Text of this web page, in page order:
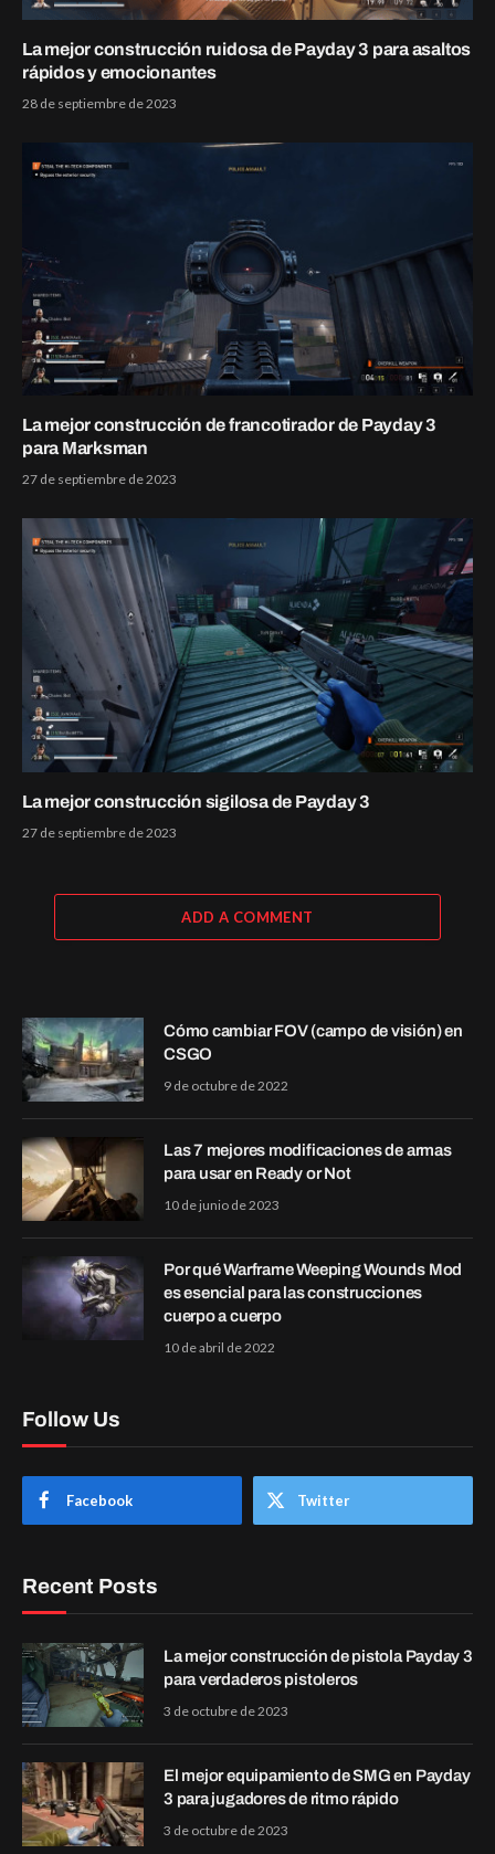
La mejor construcción ruidosa de Payday 3 para asaltos
rápidos y emocionantes
28 de septiembre de 2023
La mejor construcción de francotirador de Payday 3
para Marksman
27 de septiembre de 2023
La mejor construcción sigilosa de Payday 3
27 de septiembre de 2023
ADD A COMMENT
Cómo cambiar FOV (campo de visión) en
CSGO
9 de octubre de 2022
Las 7 mejores modificaciones de armas
para usar en Ready or Not
10 de junio de 2023
Por qué Warframe Weeping Wounds Mod
es esencial para las construcciones
cuerpo a cuerpo
10 de abril de 2022
Follow Us
Facebook Twitter
Recent Posts
La mejor construcción de pistola Payday 3
para verdaderos pistoleros
3 de octubre de 2023
El mejor equipamiento de SMG en Payday
3 para jugadores de ritmo rápido
3 de octubre de 2023